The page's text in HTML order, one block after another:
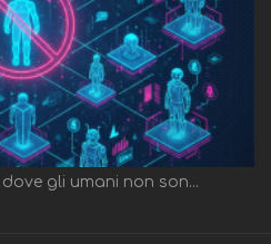
gli umani non son...